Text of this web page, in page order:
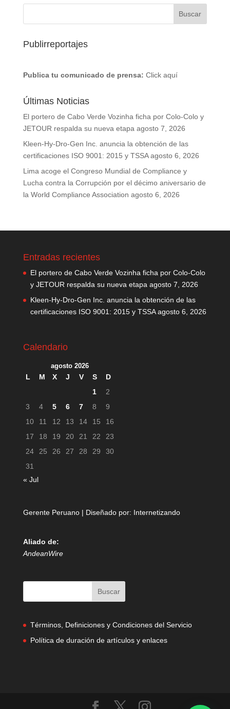
Publirreportajes
Publica tu comunicado de prensa: Click aquí
Últimas Noticias
El portero de Cabo Verde Vozinha ficha por Colo-Colo y
JETOUR respalda su nueva etapa agosto 7, 2026
Kleen-Hy-Dro-Gen Inc. anuncia la obtención de las
certificaciones ISO 9001: 2015 y TSSA agosto 6, 2026
Lima acoge el Congreso Mundial de Compliance y
Lucha contra la Corrupción por el décimo aniversario de
la World Compliance Association agosto 6, 2026
Entradas recientes
El portero de Cabo Verde Vozinha ficha por Colo-Colo
y JETOUR respalda su nueva etapa agosto 7, 2026
Kleen-Hy-Dro-Gen Inc. anuncia la obtención de las
certificaciones ISO 9001: 2015 y TSSA agosto 6, 2026
Calendario
agosto 2026
L M X J V S
D
1
2
3
4 5 6 7 8
9
10
11 12 13 14 15
16
17
18 19 20 21 22
23
24
25 26 27 28 29
30
31
« Jul
Gerente Peruano | Diseñado por: Internetizando
Aliado de:
AndeanWire
Términos, Definiciones y Condiciones del Servicio
Política de duración de artículos y enlaces